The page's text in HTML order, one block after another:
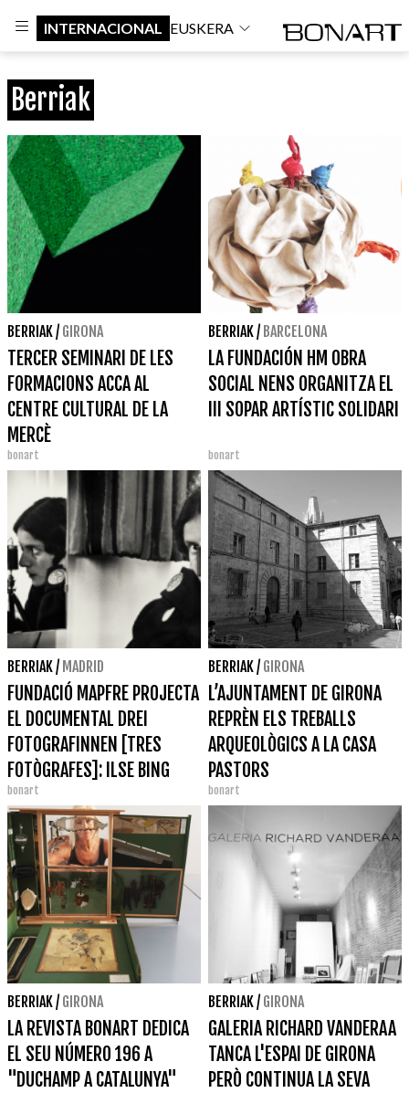
INTERNACIONAL EUSKERA
Berriak
BERRIAK/ GIRONA
TERCER SEMINARI DE LES
FORMACIONS ACCA AL
CENTRE CULTURAL DE LA
MERCÈ
bonart
BERRIAK/ BARCELONA
LA FUNDACIÓN HM OBRA
SOCIAL NENS ORGANITZA EL
III SOPAR ARTÍSTIC SOLIDARI
bonart
BERRIAK/ MADRID
FUNDACIÓ MAPFRE PROJECTA
EL DOCUMENTAL DREI
FOTOGRAFINNEN [TRES
FOTÒGRAFES]: ILSE BING
bonart
BERRIAK/ GIRONA
L’AJUNTAMENT DE GIRONA
REPRÈN ELS TREBALLS
ARQUEOLÒGICS A LA CASA
PASTORS
bonart
BERRIAK/ GIRONA
LA REVISTA BONART DEDICA
EL SEU NÚMERO 196 A
"DUCHAMP A CATALUNYA"
BERRIAK/ GIRONA
GALERIA RICHARD VANDERAA
TANCA L'ESPAI DE GIRONA
PERÒ CONTINUA LA SEVA